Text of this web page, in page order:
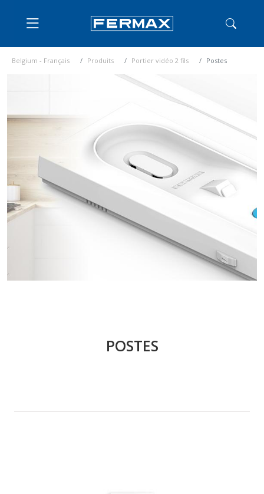
Belgium - Français Produits Portier vidéo 2 fils Postes
POSTES